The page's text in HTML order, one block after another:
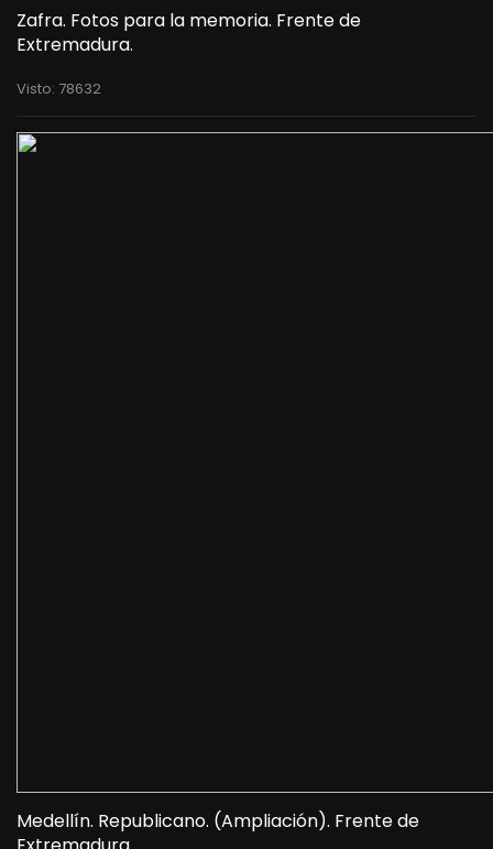
Zafra. Fotos para la memoria. Frente de
Extremadura.
Visto: 78632
Medellín. Republicano. (Ampliación). Frente de